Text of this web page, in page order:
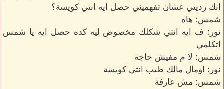
انك رديتي عشان تفهميني حصل ايه انتي كويسة؟
شمس: هاه
نور: ف ايه انتي شكلك مخضوض ليه كده حصل ايه يا شمس
اتكلمي
شمس: لا م مفيش حاجة
نور: اومال مالك طيب انتي كويسة
شمس: مش عارفة